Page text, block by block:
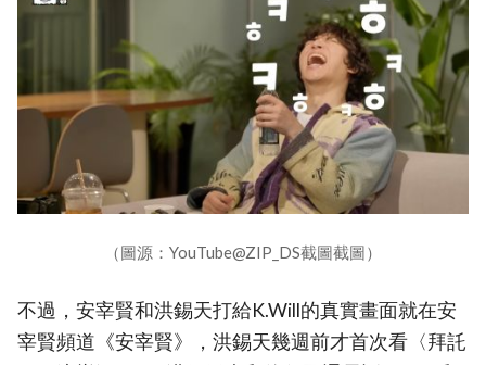
（圖源：YouTube@ZIP_DS截圖截圖）
不過，安宰賢和洪錫天打給K.Will的真實畫面就在安
宰賢頻道《安宰賢》，洪錫天幾週前才首次看〈拜託